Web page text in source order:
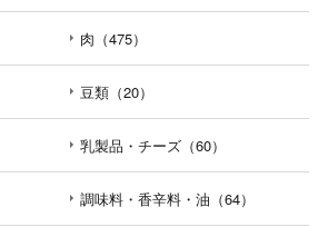
肉（475）
豆類（20）
乳製品・チーズ（60）
調味料・香辛料・油（64）